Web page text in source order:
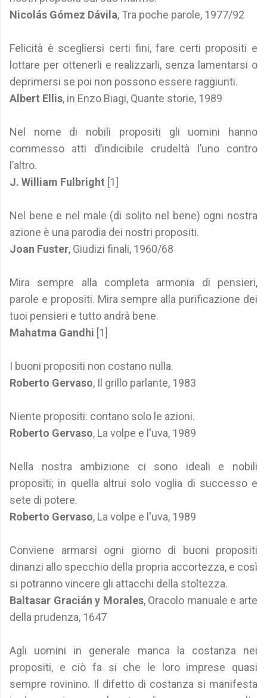
Nicolás Gómez Dávila, Tra poche parole, 1977/92
Felicità è scegliersi certi fini, fare certi propositi e
lottare per ottenerli e realizzarli, senza lamentarsi o
deprimersi se poi non possono essere raggiunti.
Albert Ellis, in Enzo Biagi, Quante storie, 1989
Nel nome di nobili propositi gli uomini hanno
commesso atti d’indicibile crudeltà l’uno contro
l’altro.
J. William Fulbright [1]
Nel bene e nel male (di solito nel bene) ogni nostra
azione è una parodia dei nostri propositi.
Joan Fuster, Giudizi finali, 1960/68
Mira sempre alla completa armonia di pensieri,
parole e propositi. Mira sempre alla purificazione dei
tuoi pensieri e tutto andrà bene.
Mahatma Gandhi [1]
I buoni propositi non costano nulla.
Roberto Gervaso, Il grillo parlante, 1983
Niente propositi: contano solo le azioni.
Roberto Gervaso, La volpe e l'uva, 1989
Nella nostra ambizione ci sono ideali e nobili
propositi; in quella altrui solo voglia di successo e
sete di potere.
Roberto Gervaso, La volpe e l'uva, 1989
Conviene armarsi ogni giorno di buoni propositi
dinanzi allo specchio della propria accortezza, e così
si potranno vincere gli attacchi della stoltezza.
Baltasar Gracián y Morales, Oracolo manuale e arte
della prudenza, 1647
Agli uomini in generale manca la costanza nei
propositi, e ciò fa si che le loro imprese quasi
sempre rovinino. Il difetto di costanza si manifesta